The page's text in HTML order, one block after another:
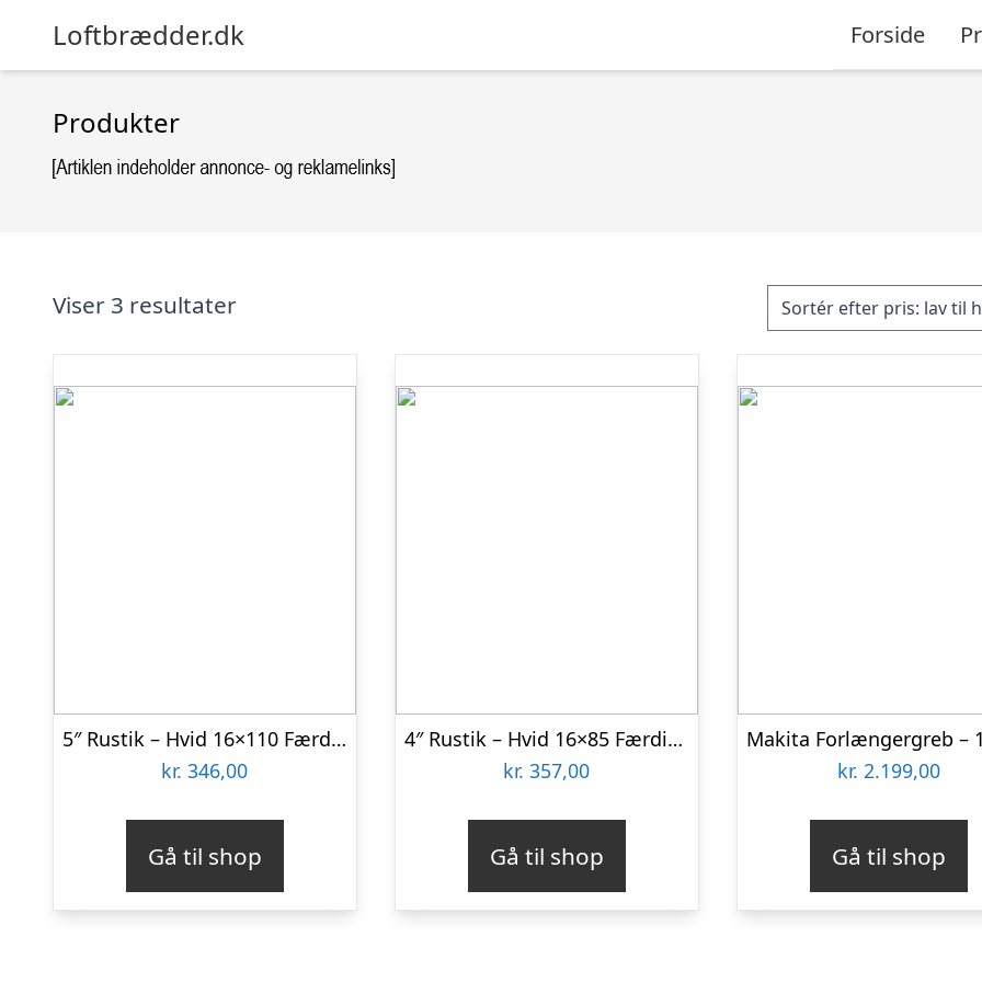
Loftbrædder.dk Forside
Produkter
Viser 3 resultater
5″ Rustik – Hvid 16×110 Færdigmalet Loftbeklædning
kr. 346,00
Gå til shop
4″ Rustik – Hvid 16×85 Færdigmalet Loftbeklædning
kr. 357,00
Gå til shop
kr. 2.199,00
Gå til shop